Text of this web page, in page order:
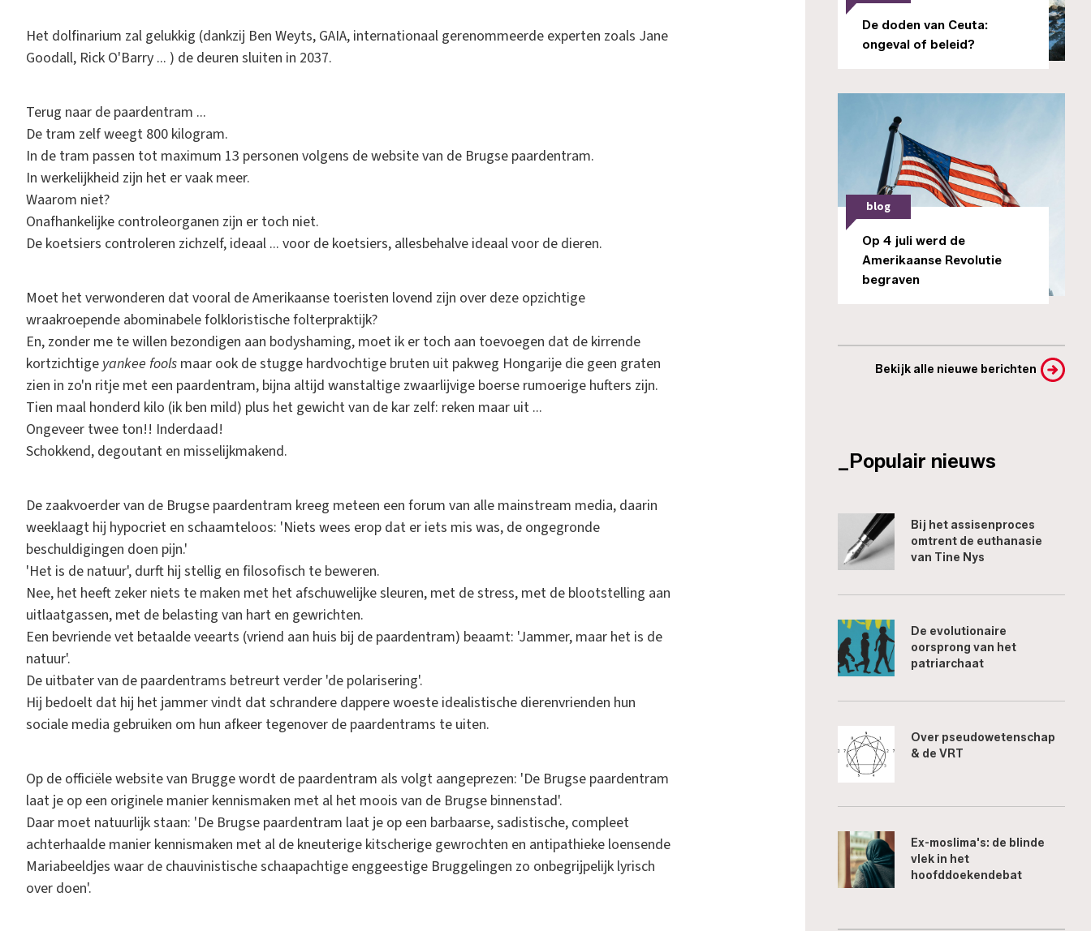
Het dolfinarium zal gelukkig (dankzij Ben Weyts, GAIA, internationaal gerenommeerde experten zoals Jane
Goodall, Rick O'Barry ... ) de deuren sluiten in 2037.
Terug naar de paardentram ...
De tram zelf weegt 800 kilogram.
In de tram passen tot maximum 13 personen volgens de website van de Brugse paardentram.
In werkelijkheid zijn het er vaak meer.
Waarom niet?
Onafhankelijke controleorganen zijn er toch niet.
De koetsiers controleren zichzelf, ideaal ... voor de koetsiers, allesbehalve ideaal voor de dieren.
Moet het verwonderen dat vooral de Amerikaanse toeristen lovend zijn over deze opzichtige
wraakroepende abominabele folkloristische folterpraktijk?
En, zonder me te willen bezondigen aan bodyshaming, moet ik er toch aan toevoegen dat de kirrende
kortzichtige yankee fools maar ook de stugge hardvochtige bruten uit pakweg Hongarije die geen graten
zien in zo'n ritje met een paardentram, bijna altijd wanstaltige zwaarlijvige boerse rumoerige hufters zijn.
Tien maal honderd kilo (ik ben mild) plus het gewicht van de kar zelf: reken maar uit ...
Ongeveer twee ton!! Inderdaad!
Schokkend, degoutant en misselijkmakend.
De zaakvoerder van de Brugse paardentram kreeg meteen een forum van alle mainstream media, daarin
weeklaagt hij hypocriet en schaamteloos: 'Niets wees erop dat er iets mis was, de ongegronde
beschuldigingen doen pijn.'
'Het is de natuur', durft hij stellig en filosofisch te beweren.
Nee, het heeft zeker niets te maken met het afschuwelijke sleuren, met de stress, met de blootstelling aan
uitlaatgassen, met de belasting van hart en gewrichten.
Een bevriende vet betaalde veearts (vriend aan huis bij de paardentram) beaamt: 'Jammer, maar het is de
natuur'.
De uitbater van de paardentrams betreurt verder 'de polarisering'.
Hij bedoelt dat hij het jammer vindt dat schrandere dappere woeste idealistische dierenvrienden hun
sociale media gebruiken om hun afkeer tegenover de paardentrams te uiten.
Op de officiële website van Brugge wordt de paardentram als volgt aangeprezen: 'De Brugse paardentram
laat je op een originele manier kennismaken met al het moois van de Brugse binnenstad'.
Daar moet natuurlijk staan: 'De Brugse paardentram laat je op een barbaarse, sadistische, compleet
achterhaalde manier kennismaken met al de kneuterige kitscherige gewrochten en antipathieke loensende
Mariabeeldjes waar de chauvinistische schaapachtige enggeestige Bruggelingen zo onbegrijpelijk lyrisch
over doen'.
De doden van Ceuta:
ongeval of beleid?
blog
Op 4 juli werd de
Amerikaanse Revolutie
begraven
Bekijk alle nieuwe berichten
_Populair nieuws
Bij het assisenproces
omtrent de euthanasie
van Tine Nys
De evolutionaire
oorsprong van het
patriarchaat
Over pseudowetenschap
& de VRT
Ex-moslima's: de blinde
vlek in het
hoofddoekendebat